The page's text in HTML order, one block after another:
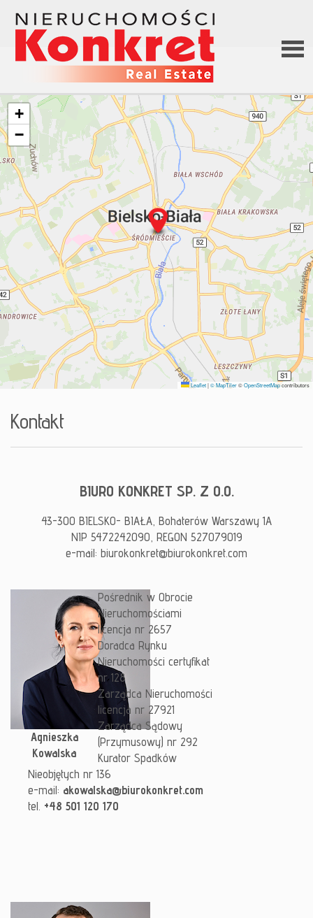
O
Blog
+
−
Leaflet|© MapTiler©OpenStreetMapcontributors
Kontakt
BIURO KONKRET SP. Z O.O.
43-300 BIELSKO- BIAŁA, Bohaterów Warszawy 1A
NIP 5472242090, REGON 527079019
e-mail: biurokonkret@biurokonkret.com
Agnieszka
Kowalska
Pośrednik w Obrocie
Nieruchomościami
licencja nr 2657
Doradca Rynku
Nieruchomości certyfikat
nr 128
Zarządca Nieruchomości
licencja nr 27921
Zarządca Sądowy
(Przymusowy) nr 292
Kurator Spadków
Nieobjętych nr 136
e-mail: akowalska@biurokonkret.com
tel. +48 501 120 170